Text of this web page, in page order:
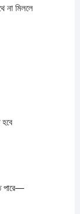
না মিললে
পারে—